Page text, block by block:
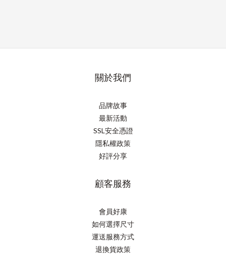
關於我們
品牌故事
最新活動
SSL安全憑證
隱私權政策
好評分享
顧客服務
會員好康
如何選擇尺寸
運送服務方式
退換貨政策